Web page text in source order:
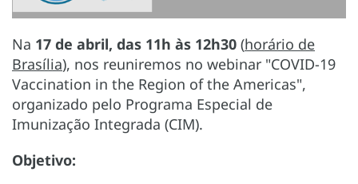
Na 17 de abril, das 11h às 12h30 (horário de
Brasília), nos reuniremos no webinar "COVID-19
Vaccination in the Region of the Americas",
organizado pelo Programa Especial de
Imunização Integrada (CIM).
Objetivo: